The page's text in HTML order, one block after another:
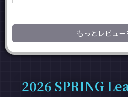
もっとレビュー
2026 SPRING